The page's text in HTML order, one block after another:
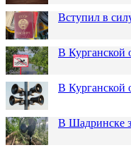
Вступил в
В Курганской
В Курганской
В Шадринске